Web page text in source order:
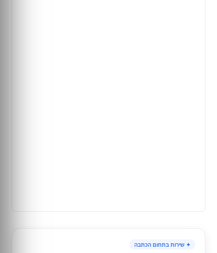
✦ שירות בתחום הכתבה